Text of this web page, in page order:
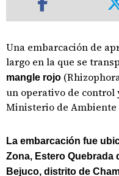
Una embarcación de
largo en la que se
mangle rojo
un operativo de
Ministerio de Ambiente
La embarcación fue
Zona, Estero Quebrada
Bejuco, distrito de